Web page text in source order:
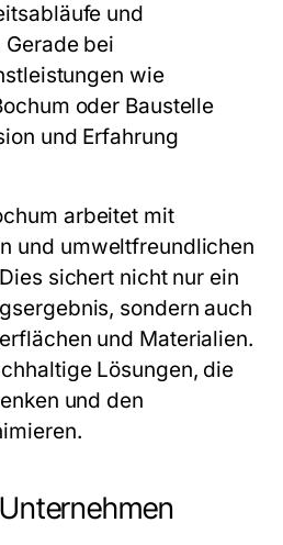
und
bei
wie
oder Baustelle
und Erfahrung
arbeitet mit
und umweltfreundlichen
sichert nicht nur ein
sondern auch
und Materialien.
Lösungen, die
und den